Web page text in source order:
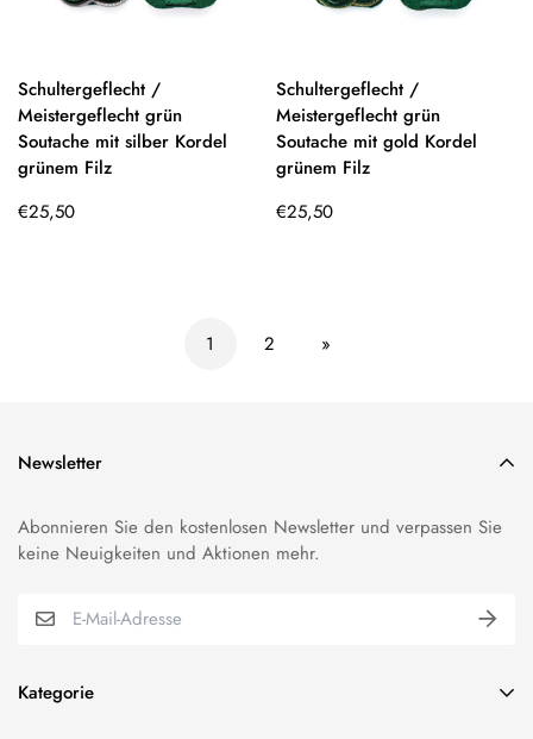
Schultergeflecht /
Meistergeflecht grün
Soutache mit silber Kordel
grünem Filz
Regulärer
€25,50
Schultergeflecht /
Meistergeflecht grün
Soutache mit gold Kordel
grünem Filz
Regulärer
€25,50
1 2 »
Kategorie
Newsletter
Abonnieren Sie den kostenlosen Newsletter und verpassen Sie
keine Neuigkeiten und Aktionen mehr.